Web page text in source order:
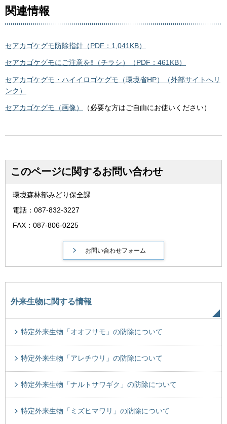
関連情報
セアカゴケグモ防除指針（PDF：1,041KB）
セアカゴケグモにご注意を‼（チラシ）（PDF：461KB）
セアカゴケグモ・ハイイロゴケグモ（環境省HP）（外部サイトへリ
ンク）
セアカゴケグモ（画像） （必要な方はご自由にお使いください）
このページに関するお問い合わせ
環境森林部みどり保全課
電話：087-832-3227
FAX：087-806-0225
外来生物に関する情報
特定外来生物「オオフサモ」の防除について
特定外来生物「アレチウリ」の防除について
特定外来生物「ナルトサワギク」の防除について
特定外来生物「ミズヒマワリ」の防除について